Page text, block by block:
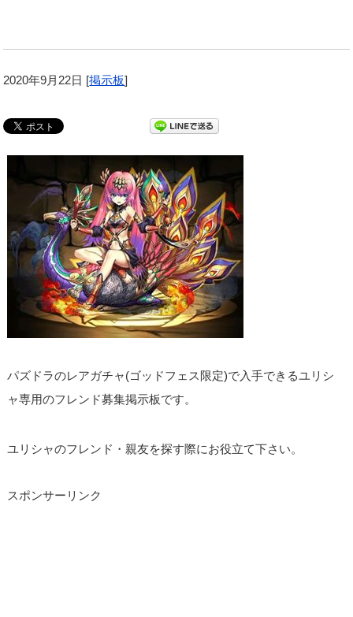
2020年9月22日 [掲示板]
パズドラのレアガチャ(ゴッドフェス限定)で入手できるユリシ
ャ専用のフレンド募集掲示板です。
ユリシャのフレンド・親友を探す際にお役立て下さい。
スポンサーリンク